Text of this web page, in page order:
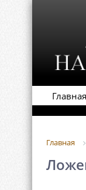
Главная
Главная